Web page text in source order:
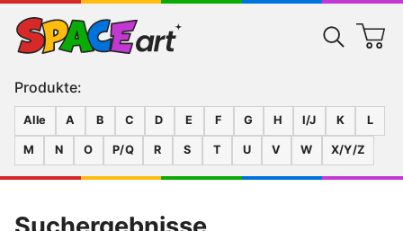
Produkte:
Alle A B C D E F G H I/J K L
M N O P/Q R S T U V W X/Y/Z